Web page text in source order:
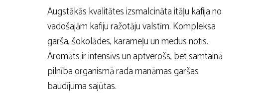
Augstākās kvalitātes izsmalcināta itāļu kafija no
vadošajām kafiju ražotāju valstīm. Kompleksa
garša, šokolādes, karameļu un medus notis.
Aromāts ir intensīvs un aptverošs, bet samtainā
pilnība organismā rada manāmas garšas
baudījuma sajūtas.